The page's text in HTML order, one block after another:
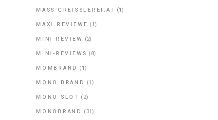
MASS-GREISSLEREI.AT (1)
MAXI REVIEWE (1)
MINI-REVIEW (2)
MINI-REVIEWS (8)
MOMBRAND (1)
MONO BRAND (1)
MONO SLOT (2)
MONOBRAND (31)